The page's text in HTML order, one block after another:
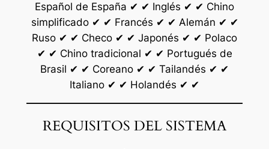
Español de España ✔ ✔ Inglés ✔ ✔ Chino
simplificado ✔ ✔ Francés ✔ ✔ Alemán ✔ ✔
Ruso ✔ ✔ Checo ✔ ✔ Japonés ✔ ✔ Polaco
✔ ✔ Chino tradicional ✔ ✔ Portugués de
Brasil ✔ ✔ Coreano ✔ ✔ Tailandés ✔ ✔
Italiano ✔ ✔ Holandés ✔ ✔
REQUISITOS DEL SISTEMA